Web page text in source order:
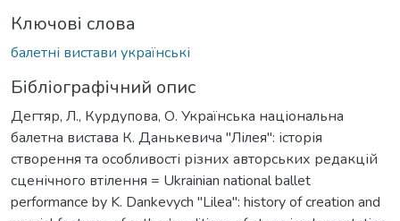
Ключові слова
балетні вистави українські
Бібліографічний опис
Дегтяр, Л., Курдупова, О. Українська національна
балетна вистава К. Данькевича "Лілея": історія
створення та особливості різних авторських редакцій
сценічного втілення = Ukrainian national ballet
performance by K. Dankevych "Lilea": history of creation and